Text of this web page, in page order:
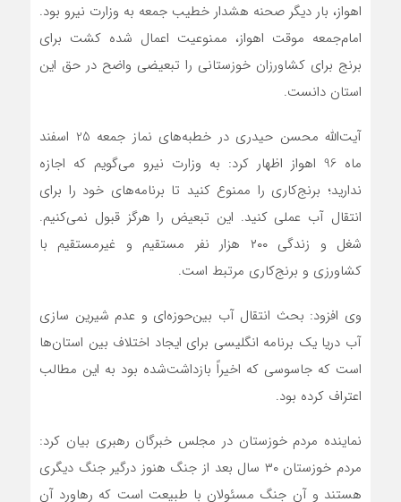
اهواز، بار دیگر صحنه هشدار خطیب جمعه به وزارت نیرو بود.
امام‌جمعه موقت اهواز، ممنوعیت اعمال شده کشت برای
برنج برای کشاورزان خوزستانی را تبعیضی واضح در حق این
استان دانست.
آیت‌الله محسن حیدری در خطبه‌های نماز جمعه 25 اسفند
ماه 96 اهواز اظهار کرد: به وزارت نیرو می‌گویم که اجازه
ندارید؛ برنج‌کاری را ممنوع کنید تا برنامه‌های خود را برای
انتقال آب عملی کنید. این تبعیض را هرگز قبول نمی‌کنیم.
شغل و زندگی ۲۰۰ هزار نفر مستقیم و غیرمستقیم با
کشاورزی و برنج‌کاری مرتبط است.
وی افزود: بحث انتقال آب بین‌حوزه‌ای و عدم شیرین سازی
آب دریا یک برنامه انگلیسی برای ایجاد اختلاف بین استان‌ها
است که جاسوسی که اخیراً بازداشت‌شده بود به این مطالب
اعتراف کرده بود.
نماینده مردم خوزستان در مجلس خبرگان رهبری بیان کرد:
مردم خوزستان ۳۰ سال بعد از جنگ هنوز درگیر جنگ دیگری
هستند و آن جنگ مسئولان با طبیعت است که رهاورد آن